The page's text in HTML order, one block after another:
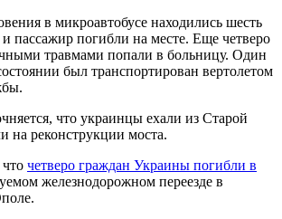
в микроавтобусе находились шесть
пассажир погибли на месте. Еще четверо
травмами попали в больницу. Один
был транспортирован вертолетом
что украинцы ехали из Старой
на реконструкции моста.
четверо граждан Украины погибли в
железнодорожном переезде в